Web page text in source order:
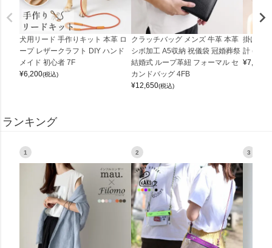
犬用リード 手作りキット 本革 ロ
ープ レザークラフト DIY ハンド
メイド 初心者 7F
¥6,200(税込)
クラッチバッグ メンズ 牛革 本革
シボ加工 A5収納 祝儀袋 冠婚葬祭
結婚式 ループ革紐 フォーマル セ
カンドバッグ 4FB
¥12,650(税込)
掛け時
計
¥7,150
ランキング
1 2 3